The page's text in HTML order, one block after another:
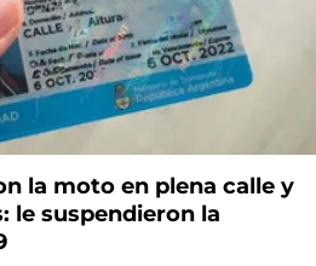
la moto en plena calle y
le suspendieron la